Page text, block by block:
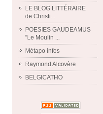
LE BLOG LITTÉRAIRE
de Christi...
POESIES GAUDEAMUS
”Le Moulin ...
Métapo infos
Raymond Alcovère
BELGICATHO